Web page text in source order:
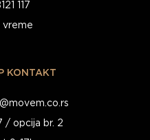
117
vreme
KONTAKT
/ opcija br. 2